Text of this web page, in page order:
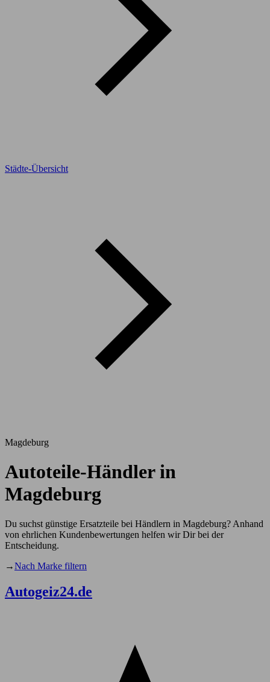
Städte-Übersicht
Magdeburg
Autoteile-Händler in
Magdeburg
Du suchst günstige Ersatzteile bei Händlern in Magdeburg? Anhand
von ehrlichen Kundenbewertungen helfen wir Dir bei der
Entscheidung.
→Nach Marke filtern
Autogeiz24.de